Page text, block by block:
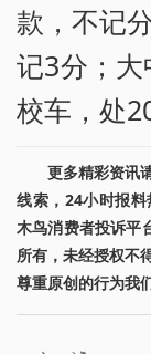
款，不记
记3分；
校车，处
更多精彩资讯
线索，24小时报
木鸟消费者投诉平
所有，未经授权不
尊重原创的行为我